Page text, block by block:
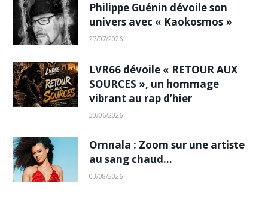
Philippe Guénin dévoile son
univers avec « Kaokosmos »
27/07/2026
LVR66 dévoile « RETOUR AUX
SOURCES », un hommage
vibrant au rap d’hier
30/06/2026
Ornnala : Zoom sur une artiste
au sang chaud…
03/08/2026